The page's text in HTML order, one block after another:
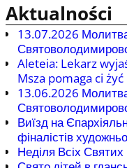
Aktualności
13.07.2026 Молитва
Aleteia: Lekarz
Msza pomaga ci żyć
13.06.2026 Молитва
Виїзд на
фіналістів
Неділя Всіх Святих